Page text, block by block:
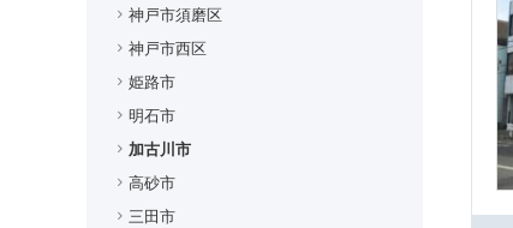
神戸市須磨区
神戸市西区
姫路市
明石市
加古川市
高砂市
三田市